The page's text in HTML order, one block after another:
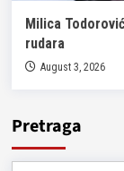
Milica
rudara
August 3, 2026
Pretraga